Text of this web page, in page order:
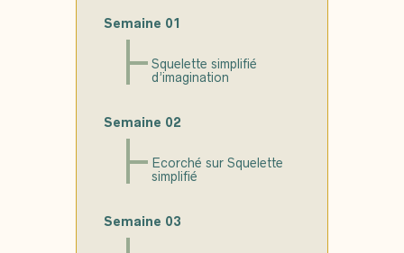
Semaine 01
Squelette simplifié
d’imagination
Semaine 02
Ecorché sur Squelette
simplifié
Semaine 03